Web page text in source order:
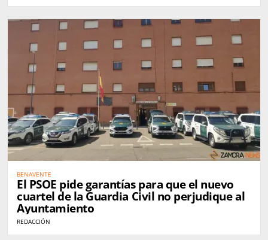
BENAVENTE
El PSOE pide garantías para que el nuevo
cuartel de la Guardia Civil no perjudique al
Ayuntamiento
REDACCIÓN